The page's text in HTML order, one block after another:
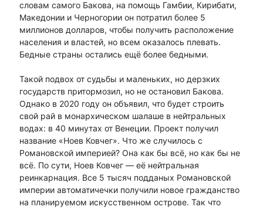
словам самого Бакова, на помощь Гамбии, Кирибати,
Македонии и Черногории он потратил более 5
миллионов долларов, чтобы получить расположение
населения и властей, но всем оказалось плевать.
Бедные страны остались ещё более бедными.
Такой подвох от судьбы и маленьких, но дерзких
государств притормозил, но не остановил Бакова.
Однако в 2020 году он объявил, что будет строить
свой рай в монархическом шалаше в нейтральных
водах: в 40 минутах от Венеции. Проект получил
название «Ноев Ковчег». Что же случилось с
Романовской империей? Она как бы всё, но как бы не
всё. По сути, Ноев Ковчег — её нейтральная
реинкарнация. Все 5 тысяч подданых Романовской
империи автоматичечки получили новое гражданство
на планируемом искусственном острове. Так что